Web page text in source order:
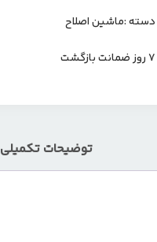
دسته :ماشین اصلاح
7 روز ضمانت بازگشت
توضیحات تکمیلی